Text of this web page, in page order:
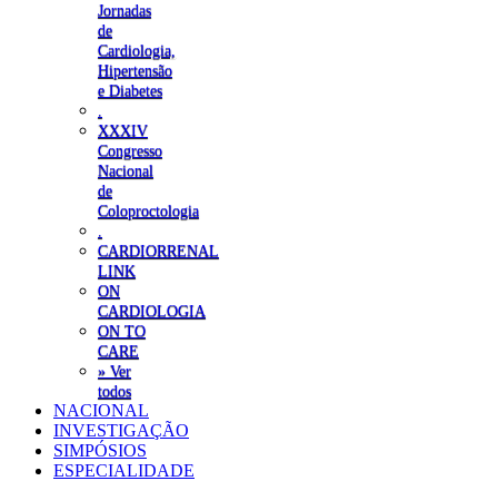
Jornadas
de
Cardiologia,
Hipertensão
e Diabetes
XXXIV
Congresso
Nacional
de
Coloproctologia
CARDIORRENAL
LINK
ON
CARDIOLOGIA
ON TO
CARE
» Ver
todos
NACIONAL
INVESTIGAÇÃO
SIMPÓSIOS
ESPECIALIDADE